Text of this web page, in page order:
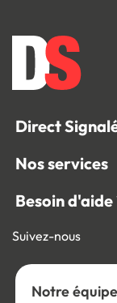
Direct
Nos services
Besoin d'aide
Suivez-nous
Notre